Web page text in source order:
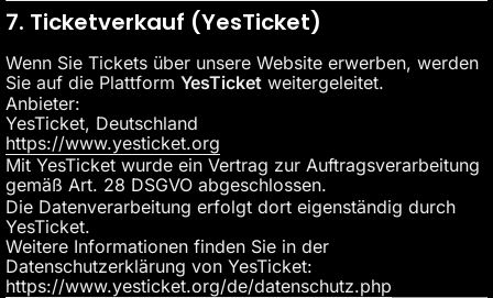
7. Ticketverkauf (YesTicket)
Wenn Sie Tickets über unsere Website erwerben, werden
Sie auf die Plattform YesTicket weitergeleitet.
Anbieter:
YesTicket, Deutschland
https://www.yesticket.org
Mit YesTicket wurde ein Vertrag zur Auftragsverarbeitung
gemäß Art. 28 DSGVO abgeschlossen.
Die Datenverarbeitung erfolgt dort eigenständig durch
YesTicket.
Weitere Informationen finden Sie in der
Datenschutzerklärung von YesTicket:
https://www.yesticket.org/de/datenschutz.php